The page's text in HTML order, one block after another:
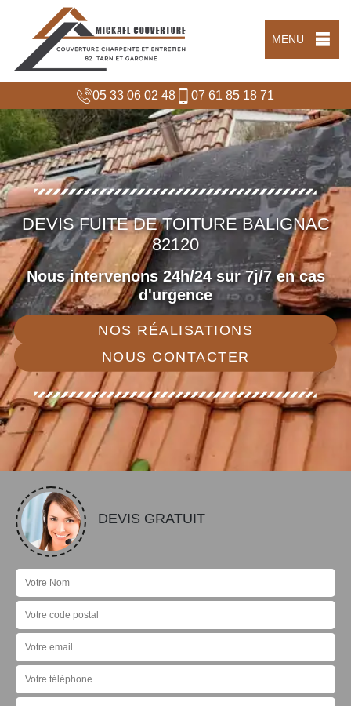
MENU
05 33 06 02 48 07 61 85 18 71
DEVIS FUITE DE TOITURE BALIGNAC
82120
Nous intervenons 24h/24 sur 7j/7 en cas
d'urgence
NOS RÉALISATIONS
NOUS CONTACTER
DEVIS GRATUIT